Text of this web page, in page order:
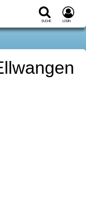
Suche Login